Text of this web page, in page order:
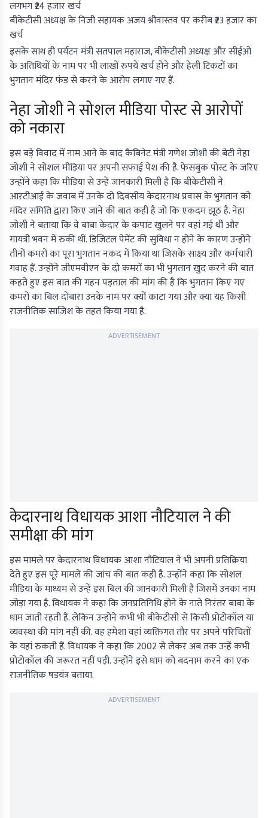
लगभग ₹24 हजार खर्च
बीकेटीसी अध्यक्ष के निजी सहायक अजय श्रीवास्तव पर करीब ₹23 हजार का
खर्च
इसके साथ ही पर्यटन मंत्री सतपाल महाराज, बीकेटीसी अध्यक्ष और सीईओ
के अतिथियों के नाम पर भी लाखों रुपये खर्च होने और हेली टिकटों का
भुगतान मंदिर फंड से करने के आरोप लगाए गए हैं.
नेहा जोशी ने सोशल मीडिया पोस्ट से आरोपों
को नकारा
इस बड़े विवाद में नाम आने के बाद कैबिनेट मंत्री गणेश जोशी की बेटी नेहा
जोशी ने सोशल मीडिया पर अपनी सफाई पेश की है. फेसबुक पोस्ट के जरिए
उन्होंने कहा कि मीडिया से उन्हें जानकारी मिली है कि बीकेटीसी ने
आरटीआई के जवाब में उनके दो दिवसीय केदारनाथ प्रवास के भुगतान को
मंदिर समिति द्वारा किए जाने की बात कही है जो कि एकदम झूठ है. नेहा
जोशी ने बताया कि वे बाबा केदार के कपाट खुलने पर वहां गई थीं और
गायत्री भवन में रुकी थीं. डिजिटल पेमेंट की सुविधा न होने के कारण उन्होंने
तीनों कमरों का पूरा भुगतान नकद में किया था जिसके साक्ष्य और कर्मचारी
गवाह हैं. उन्होंने जीएमवीएन के दो कमरों का भी भुगतान खुद करने की बात
कहते हुए इस बात की गहन पड़ताल की मांग की है कि भुगतान किए गए
कमरों का बिल दोबारा उनके नाम पर क्यों काटा गया और क्या यह किसी
राजनीतिक साजिश के तहत किया गया है.
ADVERTISEMENT
केदारनाथ विधायक आशा नौटियाल ने की
समीक्षा की मांग
इस मामले पर केदारनाथ विधायक आशा नौटियाल ने भी अपनी प्रतिक्रिया
देते हुए इस पूरे मामले की जांच की बात कही है. उन्होंने कहा कि सोशल
मीडिया के माध्यम से उन्हें इस बिल की जानकारी मिली है जिसमें उनका नाम
जोड़ा गया है. विधायक ने कहा कि जनप्रतिनिधि होने के नाते निरंतर बाबा के
धाम जाती रहती हैं. लेकिन उन्होंने कभी भी बीकेटीसी से किसी प्रोटोकॉल या
व्यवस्था की मांग नहीं की. वह हमेशा वहां व्यक्तिगत तौर पर अपने परिचितों
के यहां रुकती हैं. विधायक ने कहा कि 2002 से लेकर अब तक उन्हें कभी
प्रोटोकॉल की जरूरत नहीं पड़ी. उन्होंने इसे धाम को बदनाम करने का एक
राजनीतिक षडयंत्र बताया.
ADVERTISEMENT